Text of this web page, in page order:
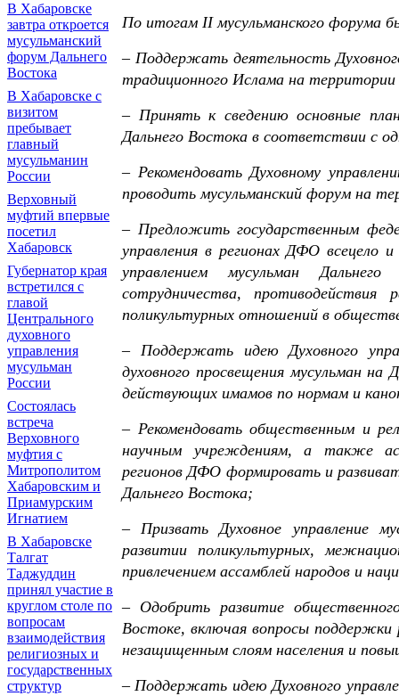
В Хабаровске
завтра откроется
мусульманский
форум Дальнего
Востока
В Хабаровске с
визитом
пребывает
главный
мусульманин
России
Верховный
муфтий впервые
посетил
Хабаровск
Губернатор края
встретился с
главой
Центрального
духовного
управления
мусульман
России
Состоялась
встреча
Верховного
муфтия с
Митрополитом
Хабаровским и
Приамурским
Игнатием
В Хабаровске
Талгат
Таджуддин
принял участие в
круглом столе по
вопросам
взаимодействия
религиозных и
государственных
структур
По итогам II мусульманского форума
– Поддержать деятельность
традиционного Ислама на
– Принять к сведению основные
Дальнего Востока в соответствии с
– Рекомендовать Духовному
проводить мусульманский форум на
– Предложить государственным
управления в регионах ДФО всецело
управлением мусульман
сотрудничества, противодействия
поликультурных отношений в
– Поддержать идею Духовного
духовного просвещения мусульман
действующих имамов по нормам и
– Рекомендовать общественным и
научным учреждениям, а также
регионов ДФО формировать и
Дальнего Востока;
– Призвать Духовное управление
развитии поликультурных,
привлечением ассамблей народов и
– Одобрить развитие
Востоке, включая вопросы
незащищенным слоям населения и
– Поддержать идею Духовного